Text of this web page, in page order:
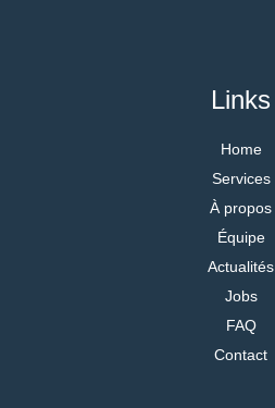
Links
Home
Services
À propos
Équipe
Actualités
Jobs
FAQ
Contact